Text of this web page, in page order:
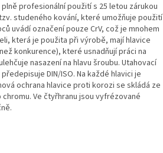
profesionální použití s 25 letou zárukou
studeného kování, které umožňuje použití
uvádí označení pouze CrV, což je mnohem
která je použita při výrobě, mají hlavice
konkurence), které usnadňují práci na
nasazení na hlavu šroubu. Utahovací
DIN/ISO. Na každé hlavici je
ochrana hlavice proti korozi se skládá ze
Ve čtyřhranu jsou vyfrézované